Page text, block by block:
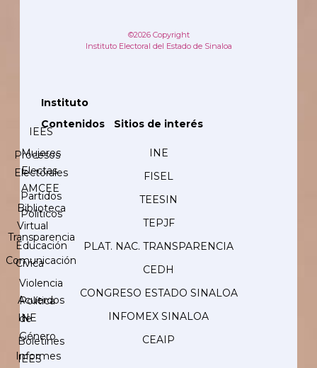
©2026 Copyright
Instituto Electoral del Estado de Sinaloa
Instituto
IEES
Procesos
Electorales
Partidos
Políticos
Transparencia
Comunicación
Acuerdos
INE
Boletines
IEES
Contenidos
Mujeres
Electas
AMCEE
Biblioteca
Virtual
Educación
Cívica
Violencia
Política
de
Género
Informes
Sitios de interés
INE
FISEL
TEESIN
TEPJF
PLAT. NAC. TRANSPARENCIA
CEDH
CONGRESO ESTADO SINALOA
INFOMEX SINALOA
CEAIP